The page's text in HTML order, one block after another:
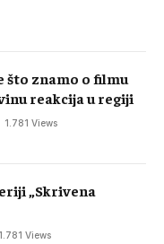
što znamo o filmu
reakcija u regiji
1.781 Views
„Skrivena
1.781 Views